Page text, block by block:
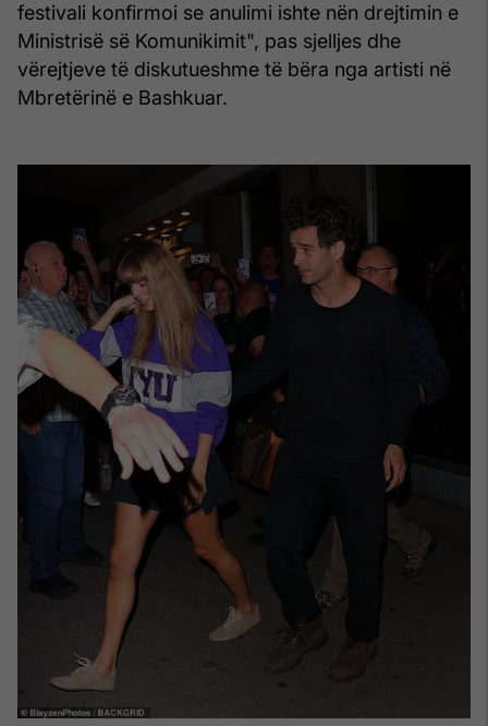
festivali konfirmoi se anulimi ishte nën drejtimin e
Ministrisë së Komunikimit", pas sjelljes dhe
vërejtjeve të diskutueshme të bëra nga artisti në
Mbretërinë e Bashkuar.